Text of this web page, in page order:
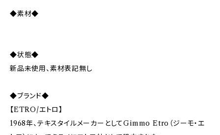
◆素材◆
◆状態◆
新品未使用、素材表記無し
◆ブランド◆
【ETRO/エトロ】
1968年、テキスタイルメーカーとしてGimmo Etro（ジーモ・エ